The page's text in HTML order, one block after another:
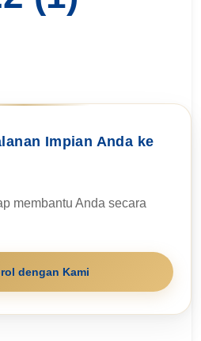
Impian Anda ke
membantu Anda secara
dengan Kami